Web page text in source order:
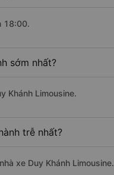
18:00.
sớm nhất?
Khánh Limousine.
trễ nhất?
xe Duy Khánh Limousine.